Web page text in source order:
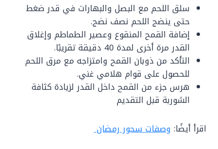
سلق اللحم مع البصل والبهارات في قدر ضغط
حتى ينضج اللحم نصف نضج.
إضافة القمح المنقوع وعصير الطماطم وإغلاق
القدر مرة أخرى لمدة 40 دقيقة تقريبًا.
التأكد من ذوبان القمح وامتزاجه مع مرق اللحم
للحصول على قوام هلامي غني.
هرس جزء من القمح داخل القدر لزيادة كثافة
الشوربة قبل التقديم
اقرأ أيضًا: وصفات سحور رمضان